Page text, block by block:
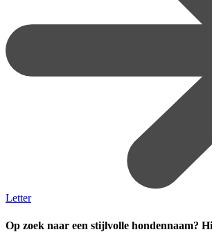
Letter
Op zoek naar een stijlvolle hondennaam?